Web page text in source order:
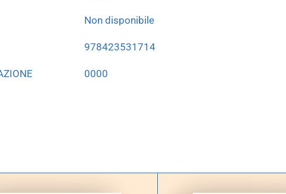
Non disponibile
978423531714
0000